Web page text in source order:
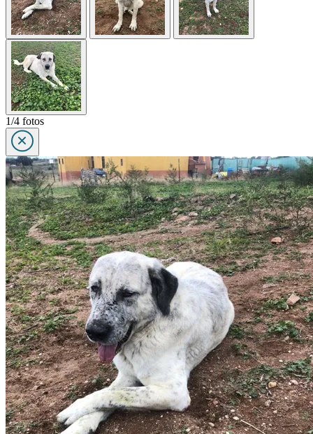
1/4 fotos